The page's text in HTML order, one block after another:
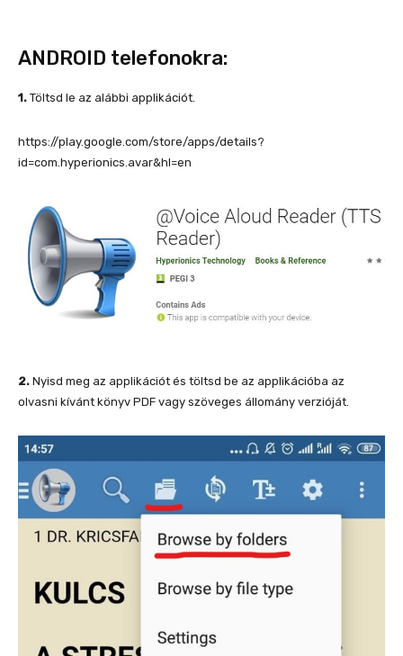
ANDROID telefonokra:
1. Töltsd le az alábbi applikációt.
https://play.google.com/store/apps/details?
id=com.hyperionics.avar&hl=en
2. Nyisd meg az applikációt és töltsd be az applikációba az
olvasni kívánt könyv PDF vagy szöveges állomány verzióját.